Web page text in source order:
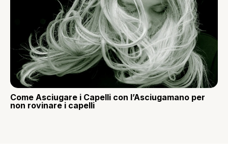
Come Asciugare i Capelli con l’Asciugamano per
non rovinare i capelli